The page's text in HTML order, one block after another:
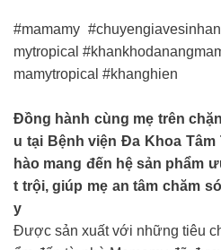
#mamamy
mytropical
mamytropical #khanghien
Đồng hành cùng mẹ trên
u tại Bệnh viện Đa Khoa
hào mang đến hệ sản phẩm
t trội, giúp mẹ an tâm chăm
y
Được sản xuất với những tiêu